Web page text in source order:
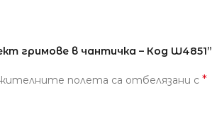
гримове в чантичка – Код W4851”
полета са отбелязани с *